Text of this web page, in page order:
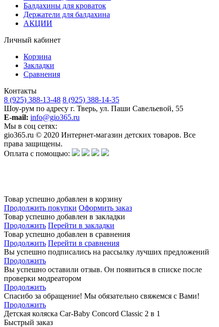
Балдахины для кроваток
Держатели для балдахина
АКЦИИ
Личный кабинет
Корзина
Закладки
Сравнения
Контакты
8 (925) 388-13-48 8 (925) 388-14-35
Шоу-рум по адресу г. Тверь, ул. Паши Савельевой, 55
E-mail: info@gio365.ru
Мы в соц сетях:
gio365.ru © 2020 Интернет-магазин детских товаров. Все
права защищены.
Оплата с помощью:
Товар успешно добавлен в корзину
Продолжить покупки Оформить заказ
Товар успешно добавлен в закладки
Продолжить Перейти в закладки
Товар успешно добавлен в сравнения
Продолжить Перейти в сравнения
Вы успешно подписались на рассылку лучших предложений
Продолжить
Вы успешно оставили отзыв. Он появиться в списке после
проверки модреатором
Продолжить
Спасибо за обращение! Мы обязательно свяжемся с Вами!
Продолжить
Детская коляска Car-Baby Concord Classiс 2 в 1
Быстрый заказ